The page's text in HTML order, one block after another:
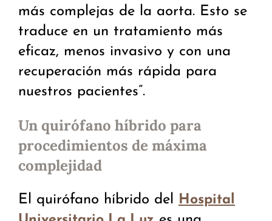
más complejas de la aorta. Esto se
traduce en un tratamiento más
eficaz, menos invasivo y con una
recuperación más rápida para
nuestros pacientes”.
Un quirófano híbrido para
procedimientos de máxima
complejidad
El quirófano híbrido del Hospital